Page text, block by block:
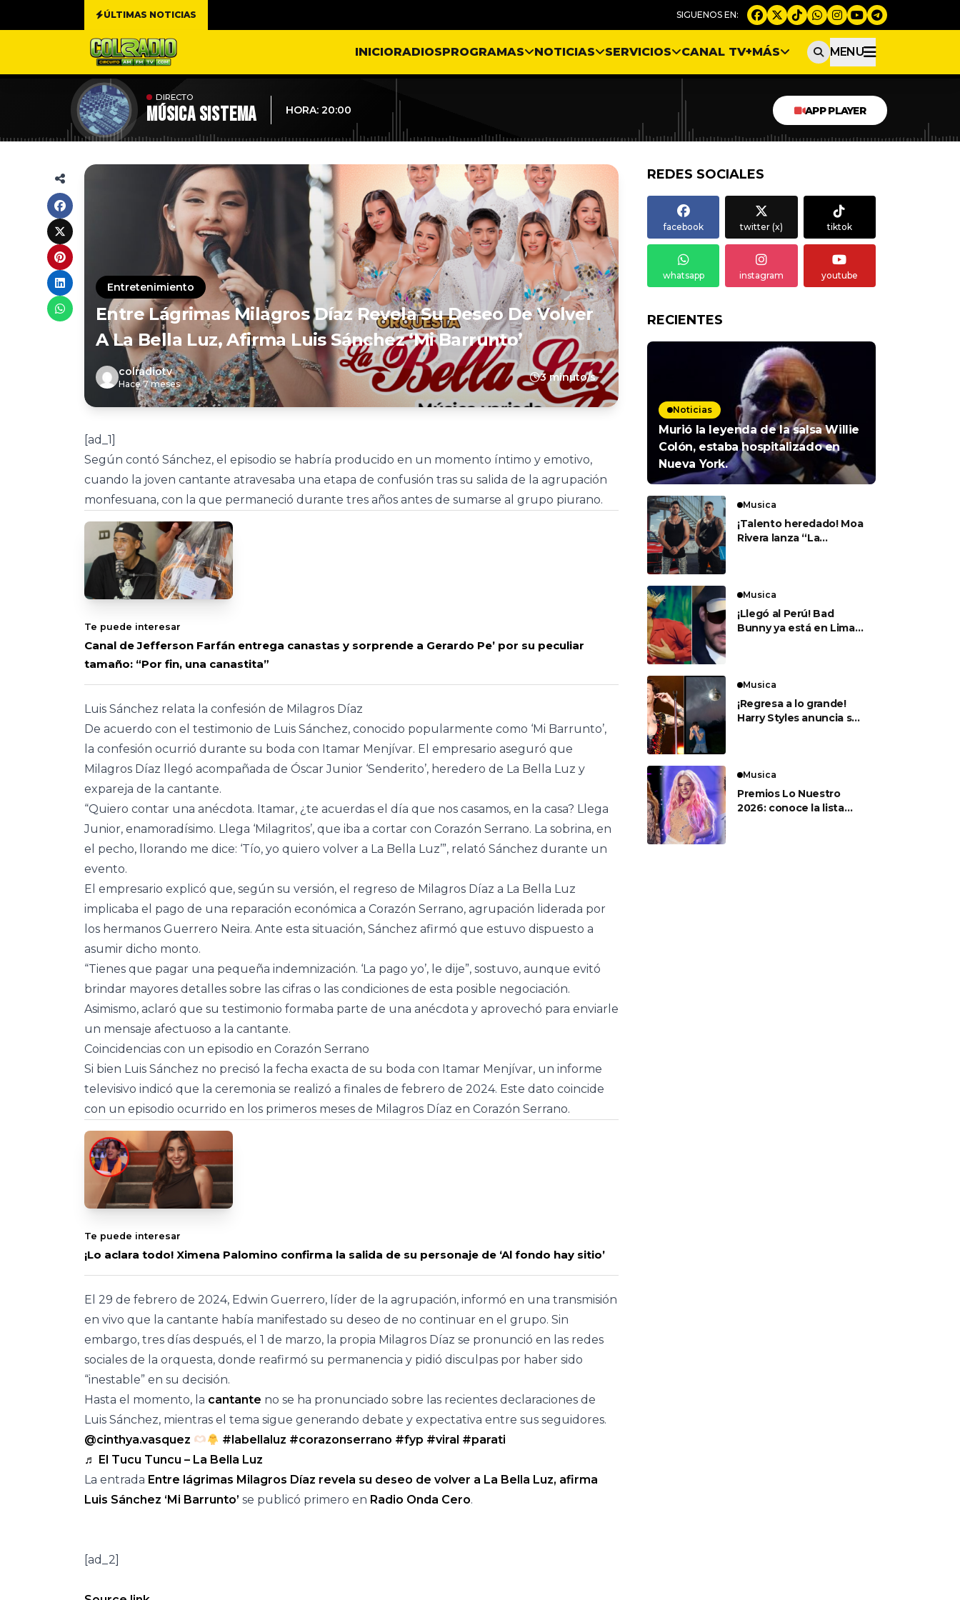
ÚLTIMAS NOTICIAS
INICIORADIOSPROGRAMAS NOTICIAS SERVICIOS CANAL TV+MÁS MENU
DIRECTO
MÚSICA SISTEMA HORA: 20:00 APP PLAYER
Entretenimiento
Entre Lágrimas Milagros Díaz Revela Su Deseo De Volver
A La Bella Luz, Afirma Luis Sánchez ‘Mi Barrunto’
colradiotv
Hace 7 meses
3 minuto/s
[ad_1]
Según contó Sánchez, el episodio se habría producido en un momento íntimo y emotivo,
cuando la joven cantante atravesaba una etapa de confusión tras su salida de la agrupación
monfesuana, con la que permaneció durante tres años antes de sumarse al grupo piurano.
Te puede interesar
Canal de Jefferson Farfán entrega canastas y sorprende a Gerardo Pe’ por su peculiar
tamaño: “Por fin, una canastita”
Luis Sánchez relata la confesión de Milagros Díaz
De acuerdo con el testimonio de Luis Sánchez, conocido popularmente como ‘Mi Barrunto’,
la confesión ocurrió durante su boda con Itamar Menjívar. El empresario aseguró que
Milagros Díaz llegó acompañada de Óscar Junior ‘Senderito’, heredero de La Bella Luz y
expareja de la cantante.
“Quiero contar una anécdota. Itamar, ¿te acuerdas el día que nos casamos, en la casa? Llega
Junior, enamoradísimo. Llega ‘Milagritos’, que iba a cortar con Corazón Serrano. La sobrina, en
el pecho, llorando me dice: ‘Tío, yo quiero volver a La Bella Luz’”, relató Sánchez durante un
evento.
El empresario explicó que, según su versión, el regreso de Milagros Díaz a La Bella Luz
implicaba el pago de una reparación económica a Corazón Serrano, agrupación liderada por
los hermanos Guerrero Neira. Ante esta situación, Sánchez afirmó que estuvo dispuesto a
asumir dicho monto.
“Tienes que pagar una pequeña indemnización. ‘La pago yo’, le dije”, sostuvo, aunque evitó
brindar mayores detalles sobre las cifras o las condiciones de esta posible negociación.
Asimismo, aclaró que su testimonio formaba parte de una anécdota y aprovechó para enviarle
un mensaje afectuoso a la cantante.
Coincidencias con un episodio en Corazón Serrano
Si bien Luis Sánchez no precisó la fecha exacta de su boda con Itamar Menjívar, un informe
televisivo indicó que la ceremonia se realizó a finales de febrero de 2024. Este dato coincide
con un episodio ocurrido en los primeros meses de Milagros Díaz en Corazón Serrano.
Te puede interesar
¡Lo aclara todo! Ximena Palomino confirma la salida de su personaje de ‘Al fondo hay sitio’
El 29 de febrero de 2024, Edwin Guerrero, líder de la agrupación, informó en una transmisión
en vivo que la cantante había manifestado su deseo de no continuar en el grupo. Sin
embargo, tres días después, el 1 de marzo, la propia Milagros Díaz se pronunció en las redes
sociales de la orquesta, donde reafirmó su permanencia y pidió disculpas por haber sido
“inestable” en su decisión.
Hasta el momento, la cantante no se ha pronunciado sobre las recientes declaraciones de
Luis Sánchez, mientras el tema sigue generando debate y expectativa entre sus seguidores.
@cinthya.vasquez
#labellaluz #corazonserrano #fyp #viral #parati
♬ El Tucu Tuncu – La Bella Luz
La entrada Entre lágrimas Milagros Díaz revela su deseo de volver a La Bella Luz, afirma
Luis Sánchez ‘Mi Barrunto’ se publicó primero en Radio Onda Cero.
[ad_2]
REDES SOCIALES
facebook twitter (x) tiktok
whatsapp instagram youtube
RECIENTES
Noticias
Murió la leyenda de la salsa Willie
Colón, estaba hospitalizado en
Nueva York.
Musica
¡Talento heredado! Moa
Rivera lanza “La
Musica
¡Llegó al Perú! Bad
Bunny ya está en Lima
Musica
¡Regresa a lo grande!
Harry Styles anuncia su
Musica
Premios Lo Nuestro
2026: conoce la lista